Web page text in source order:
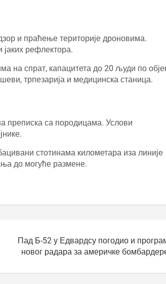
и праћење територије дроновима.
јаких рефлектора.
на спрат, капацитета до 20 људи по
трпезарија и медицинска станица.
преписка са породицама. Услови
стотинама километара иза линије
до могуће размене.
Пад Б-52 у Едвардсу погодио и
новог радара за америчке